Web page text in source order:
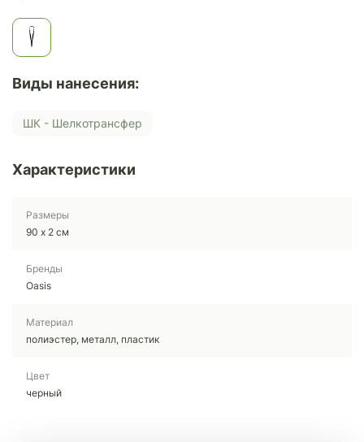
Виды нанесения:
ШК - Шелкотрансфер
Характеристики
Размеры
90 х 2 см
Бренды
Oasis
Материал
полиэстер, металл, пластик
Цвет
черный